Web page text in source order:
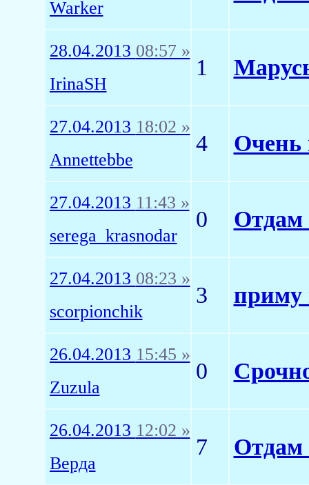
Warker
28.04.2013 08:57 »
IrinaSH
1
27.04.2013 18:02 »
Annettebbe
4 Очень
27.04.2013 11:43 »
serega_krasnodar
0 Отдам
27.04.2013 08:23 »
scorpionchik
3 приму
26.04.2013 15:45 »
Zuzula
0
26.04.2013 12:02 »
Верда
7 Отдам